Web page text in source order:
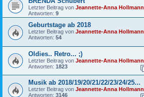
Letzter Beitrag von Jeannette-Anna Hollmann
Antworten: 9
Geburtstage ab 2018
Letzter Beitrag von Jeannette-Anna Hollmann
Antworten: 54
Oldies.. Retro... ;)
Letzter Beitrag von Jeannette-Anna Hollmann
Antworten: 1823
Musik ab 2018/19/20/21/22/23/24/25...
Letzter Beitrag von Jeannette-Anna Hollmann
Antworten: 3146